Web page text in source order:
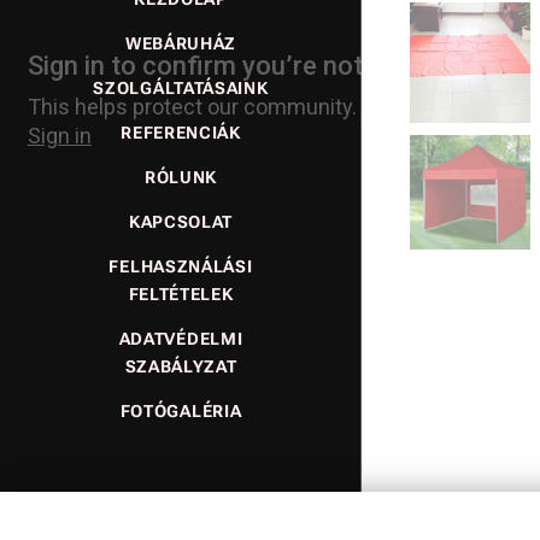
WEBÁRUHÁZ
SZOLGÁLTATÁSAINK
REFERENCIÁK
RÓLUNK
KAPCSOLAT
FELHASZNÁLÁSI
FELTÉTELEK
ADATVÉDELMI
SZABÁLYZAT
FOTÓGALÉRIA